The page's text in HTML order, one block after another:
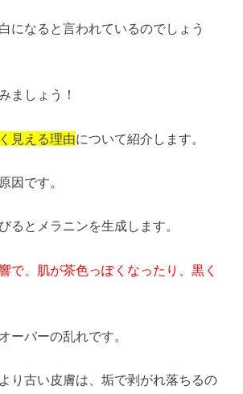
になると言われているのでしょう
ましょう！
見える理由について紹介します。
因です。
るとメラニンを生成します。
で、肌が茶色っぽくなったり、黒く
ーバーの乱れです。
り古い皮膚は、垢で剥がれ落ちるの